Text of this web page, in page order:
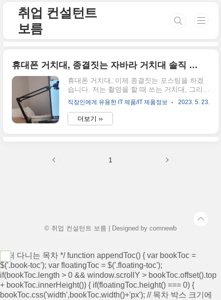
취업 컨설턴트
보름
휴대폰 거치대, 종결짓는 자바라 거치대 솔직 리뷰
휴대폰 거치대, 이제 종결짓는 포스팅을 하겠
습니다. 저는 촬영을 할 때 쓰는 거치대, 그리고
조명 링과 연결된 거치대, 등등을 많이 사용해
봤어요. 물론 10만 원 이내의 제품들이긴 하지
만, 과장을 하지 않고 보통 7개 정도의 거치대
를 사용했다고 봐요. 그런데 정말 놀라운 것은
이유는 한 곳에 고정하는 것을 목적으로 하지
직장인에게 유용한 IT 제품/IT 제품정보 2023. 5. 23.
더보기 ››
1
© 취업 컨설턴트 보름 | Designed by comnewb
/* 떠 다니는 목차 */ function appendToc() { var bookToc =
$('.book-toc'); var floatingToc = $('.floating-toc');
if(bookToc.length > 0 && window.scrollY > bookToc.offset().top
+ bookToc.innerHeight()) { if(floatingToc.height() === 0) {
bookToc.css('width',bookToc.width()+'px'); // 목차 박스 크기에